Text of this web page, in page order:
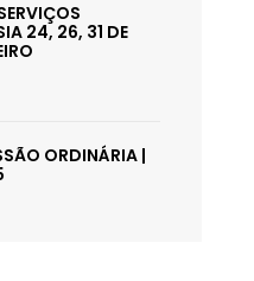
24, 26, 31 DE
ORDINÁRIA |